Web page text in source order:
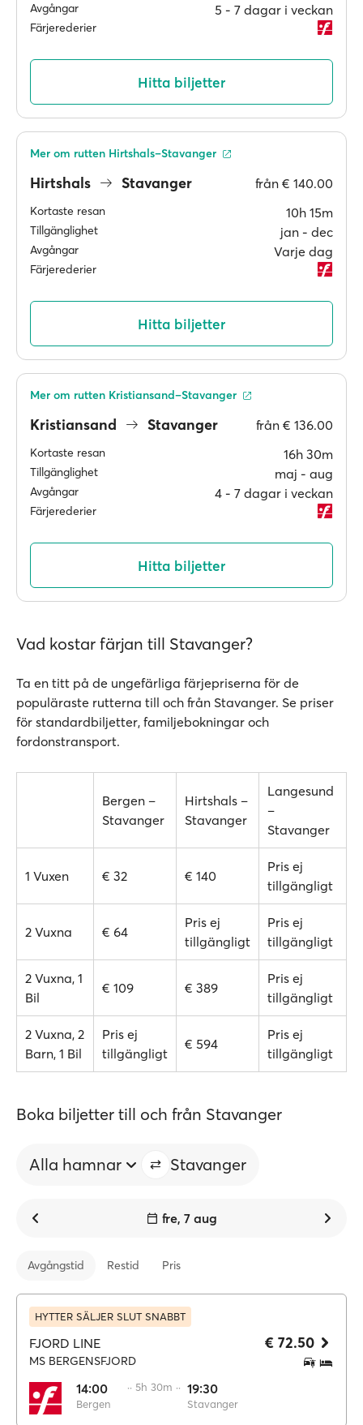
Avgångar 5 ‐ 7 dagar i veckan
Färjerederier
Hitta biljetter
Hirtshals Stavanger från € 140.00
Kortaste resan 10h 15m
Tillgänglighet jan ‐ dec
Avgångar Varje dag
Färjerederier
Mer om rutten Hirtshals–Stavanger
Hitta biljetter
Kristiansand Stavanger från € 136.00
Kortaste resan 16h 30m
Tillgänglighet maj ‐ aug
Avgångar 4 ‐ 7 dagar i veckan
Färjerederier
Mer om rutten Kristiansand–Stavanger
Hitta biljetter
Vad kostar färjan till Stavanger?
Ta en titt på de ungefärliga färjepriserna för de
populäraste rutterna till och från Stavanger. Se priser
för standardbiljetter, familjebokningar och
fordonstransport.
Bergen –
Stavanger
Hirtshals –
Stavanger
Langesund
–
Stavanger
1 Vuxen € 32 € 140
Pris ej
tillgängligt
2 Vuxna € 64
Pris ej
tillgängligt
Pris ej
tillgängligt
2 Vuxna, 1
Bil
€ 109 € 389
Pris ej
tillgängligt
2 Vuxna, 2
Barn, 1 Bil
Pris ej
tillgängligt
€ 594
Pris ej
tillgängligt
Boka biljetter till och från Stavanger
Alla hamnar Stavanger
fre, 7 aug
Avgångstid Restid Pris
HYTTER SÄLJER SLUT SNABBT
FJORD LINE
MS BERGENSFJORD
14:00
Bergen
·· 5h 30m ·· 19:30
Stavanger
€ 72.50